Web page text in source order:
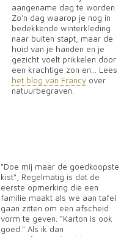
aangename dag te worden.
Zo’n dag waarop je nog in
bedekkende winterkleding
naar buiten stapt, maar de
huid van je handen en je
gezicht voelt prikkelen door
een krachtige zon en... Lees
het blog van Francy over
natuurbegraven.
"Doe mij maar de goedkoopste
kist", Regelmatig is dat de
eerste opmerking die een
familie maakt als we aan tafel
gaan zitten om een afscheid
vorm te geven. "Karton is ook
goed." Als ik dan